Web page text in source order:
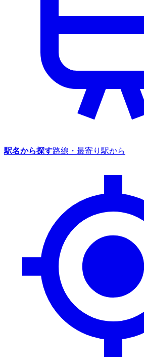
駅名から探す路線・最寄り駅から